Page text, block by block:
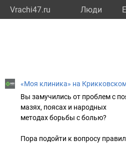
Vrachi47.ru Люди
«Моя клиника» на
Вы замучились от проблем с
мазях, поясах и народных
методах борьбы с болью?
Пора подойти к вопросу